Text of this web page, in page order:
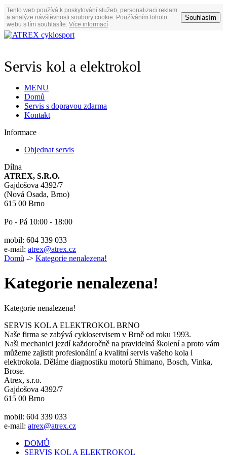
Tento web používá k poskytování služeb, personalizaci reklam
a analýze návštěvnosti soubory cookie. Používáním tohoto
webu s tím souhlasíte. Více informací
Souhlasím
Servis kol a elektrokol
MENU
Domů
Servis s dopravou zdarma
Kontakt
Informace
Objednat servis
Dílna
ATREX, S.R.O.
Gajdošova 4392/7
(Nová Osada, Brno)
615 00 Brno
Po - Pá 10:00 - 18:00
mobil: 604 339 033
e-mail: atrex@atrex.cz
Domů -> Kategorie nenalezena!
Kategorie nenalezena!
Kategorie nenalezena!
SERVIS KOL A ELEKTROKOL BRNO
Naše firma se zabývá cykloservisem v Brně od roku 1993.
Naši mechanici jezdí každoročně na pravidelná školení a proto vám
můžeme zajistit profesionální a kvalitní servis vašeho kola i
elektrokola. Děláme diagnostiku motorů Shimano, Bosch, Vinka,
Brose.
Atrex, s.r.o.
Gajdošova 4392/7
615 00 Brno
mobil: 604 339 033
e-mail: atrex@atrex.cz
DOMŮ
SERVIS KOL A ELEKTROKOL